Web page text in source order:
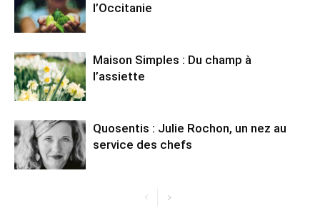
l’Occitanie
Maison Simples : Du champ à
l’assiette
Quosentis : Julie Rochon, un nez au
service des chefs